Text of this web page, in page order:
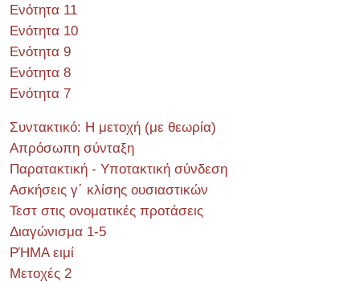
Ενότητα 11
Ενότητα 10
Ενότητα 9
Ενότητα 8
Ενότητα 7
Συντακτικό: Η μετοχή (με θεωρία)
Απρόσωπη σύνταξη
Παρατακτική - Υποτακτική σύνδεση
Ασκήσεις γ΄ κλίσης ουσιαστικών
Τεστ στις ονοματικές προτάσεις
Διαγώνισμα 1-5
ΡΉΜΑ ειμί
Μετοχές 2